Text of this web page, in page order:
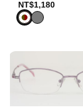
NT$1,180